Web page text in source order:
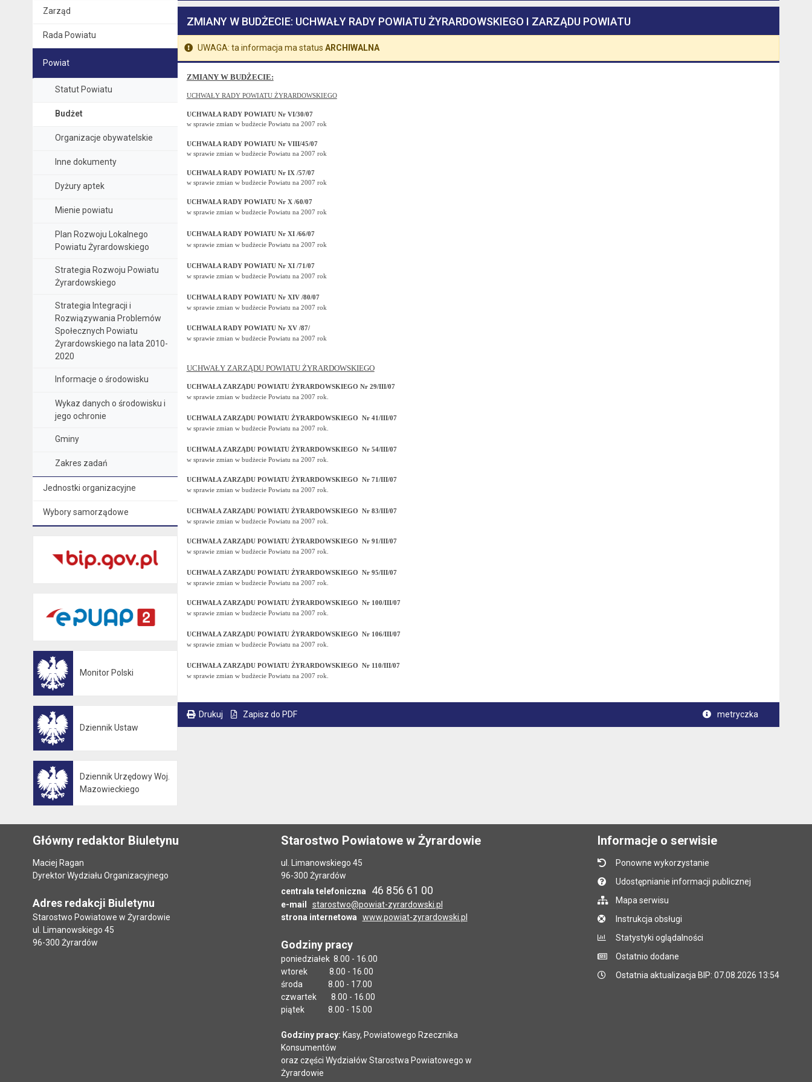
Zarząd
Rada Powiatu
Powiat
Statut Powiatu
Budżet
Organizacje obywatelskie
Inne dokumenty
Dyżury aptek
Mienie powiatu
Plan Rozwoju Lokalnego
Powiatu Żyrardowskiego
Strategia Rozwoju Powiatu
Żyrardowskiego
Strategia Integracji i
Rozwiązywania Problemów
Społecznych Powiatu
Żyrardowskiego na lata 2010-
2020
Informacje o środowisku
Wykaz danych o środowisku i
jego ochronie
Gminy
Zakres zadań
Jednostki organizacyjne
Wybory samorządowe
Monitor Polski
Dziennik Ustaw
Dziennik Urzędowy Woj.
Mazowieckiego
ZMIANY W BUDŻECIE: UCHWAŁY RADY POWIATU ŻYRARDOWSKIEGO I ZARZĄDU POWIATU
UWAGA: ta informacja ma status ARCHIWALNA
ZMIANY W BUDŻECIE:
UCHWAŁY RADY POWIATU ŻYRARDOWSKIEGO
UCHWAŁA RADY POWIATU Nr VI/30/07
w sprawie zmian w budżecie Powiatu na 2007 rok
UCHWAŁA RADY POWIATU Nr VIII/45/07
w sprawie zmian w budżecie Powiatu na 2007 rok
UCHWAŁA RADY POWIATU Nr IX /57/07
w sprawie zmian w budżecie Powiatu na 2007 rok
UCHWAŁA RADY POWIATU Nr X /60/07
w sprawie zmian w budżecie Powiatu na 2007 rok
UCHWAŁA RADY POWIATU Nr XI /66/07
w sprawie zmian w budżecie Powiatu na 2007 rok
UCHWAŁA RADY POWIATU Nr XI /71/07
w sprawie zmian w budżecie Powiatu na 2007 rok
UCHWAŁA RADY POWIATU Nr XIV /80/07
w sprawie zmian w budżecie Powiatu na 2007 rok
UCHWAŁA RADY POWIATU Nr XV /87/
w sprawie zmian w budżecie Powiatu na 2007 rok
UCHWAŁY ZARZĄDU POWIATU ŻYRARDOWSKIEGO
UCHWAŁA ZARZĄDU POWIATU ŻYRARDOWSKIEGO Nr 29/III/07
w sprawie zmian w budżecie Powiatu na 2007 rok.
UCHWAŁA ZARZĄDU POWIATU ŻYRARDOWSKIEGO Nr 41/III/07
w sprawie zmian w budżecie Powiatu na 2007 rok.
UCHWAŁA ZARZĄDU POWIATU ŻYRARDOWSKIEGO Nr 54/III/07
w sprawie zmian w budżecie Powiatu na 2007 rok.
UCHWAŁA ZARZĄDU POWIATU ŻYRARDOWSKIEGO Nr 71/III/07
w sprawie zmian w budżecie Powiatu na 2007 rok.
UCHWAŁA ZARZĄDU POWIATU ŻYRARDOWSKIEGO Nr 83/III/07
w sprawie zmian w budżecie Powiatu na 2007 rok.
UCHWAŁA ZARZĄDU POWIATU ŻYRARDOWSKIEGO Nr 91/III/07
w sprawie zmian w budżecie Powiatu na 2007 rok.
UCHWAŁA ZARZĄDU POWIATU ŻYRARDOWSKIEGO Nr 95/III/07
w sprawie zmian w budżecie Powiatu na 2007 rok.
UCHWAŁA ZARZĄDU POWIATU ŻYRARDOWSKIEGO Nr 100/III/07
w sprawie zmian w budżecie Powiatu na 2007 rok.
UCHWAŁA ZARZĄDU POWIATU ŻYRARDOWSKIEGO Nr 106/III/07
w sprawie zmian w budżecie Powiatu na 2007 rok.
UCHWAŁA ZARZĄDU POWIATU ŻYRARDOWSKIEGO Nr 110/III/07
w sprawie zmian w budżecie Powiatu na 2007 rok.
Drukuj Zapisz do PDF metryczka
Główny redaktor Biuletynu
Maciej Ragan
Dyrektor Wydziału Organizacyjnego
Adres redakcji Biuletynu
Starostwo Powiatowe w Żyrardowie
ul. Limanowskiego 45
96-300 Żyrardów
Starostwo Powiatowe w Żyrardowie
ul. Limanowskiego 45
96-300 Żyrardów
centrala telefoniczna
46 856 61 00
e-mail
starostwo@powiat-zyrardowski.pl
strona internetowa
www.powiat-zyrardowski.pl
Godziny pracy
poniedziałek 8.00 - 16.00
wtorek 8.00 - 16.00
środa 8.00 - 17.00
czwartek 8.00 - 16.00
piątek 8.00 - 15.00
Godziny pracy: Kasy, Powiatowego Rzecznika
Konsumentów
oraz części Wydziałów Starostwa Powiatowego w
Żyrardowie
Informacje o serwisie
Ponowne wykorzystanie
Udostępnianie informacji publicznej
Mapa serwisu
Instrukcja obsługi
Statystyki oglądalności
Ostatnio dodane
Ostatnia aktualizacja BIP: 07.08.2026 13:54